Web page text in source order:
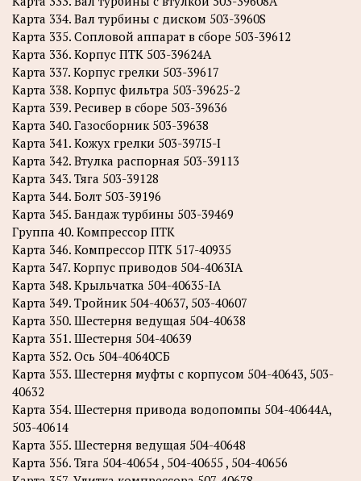
Карта 334. Вал турбины с диском 503-3960S
Карта 335. Сопловой аппарат в сборе 503-39612
Карта 336. Корпус ПТК 503-39624А
Карта 337. Корпус грелки 503-39617
Карта 338. Корпус фильтра 503-39625-2
Карта 339. Ресивер в сборе 503-39636
Карта 340. Газосборник 503-39638
Карта 341. Кожух грелки 503-397I5-I
Карта 342. Втулка распорная 503-39113
Карта 343. Тяга 503-39128
Карта 344. Болт 503-39196
Карта 345. Бандаж турбины 503-39469
Группа 40. Компрессор ПТК
Карта 346. Компрессор ПТК 517-40935
Карта 347. Корпус приводов 504-4063IA
Карта 348. Крыльчатка 504-40635-IA
Карта 349. Тройник 504-40637, 503-40607
Карта 350. Шестерня ведущая 504-40638
Карта 351. Шестерня 504-40639
Карта 352. Ось 504-40640СБ
Карта 353. Шестерня муфты с корпусом 504-40643, 503-
40632
Карта 354. Шестерня привода водопомпы 504-40644А,
503-40614
Карта 355. Шестерня ведущая 504-40648
Карта 356. Тяга 504-40654 , 504-40655 , 504-40656